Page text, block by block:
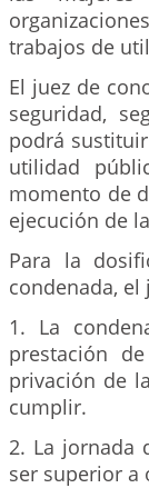
trabajos de
El juez de
seguridad,
podrá
utilidad
momento de
ejecución de
Para la
condenada,
1. La
prestación
privación de
cumplir.
2. La jornada
ser superior a